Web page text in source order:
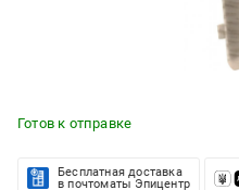
Готов к отправке
Бесплатная доставка
в почтоматы Эпицентр